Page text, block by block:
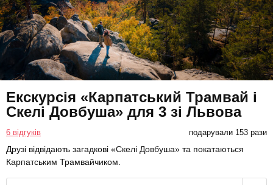
Екскурсія «Карпатський Трамвай і
Скелі Довбуша» для 3 зі Львова
6 відгуків подарували 153 рази
Друзі відвідають загадкові «Скелі Довбуша» та покатаються
Карпатським Трамвайчиком.